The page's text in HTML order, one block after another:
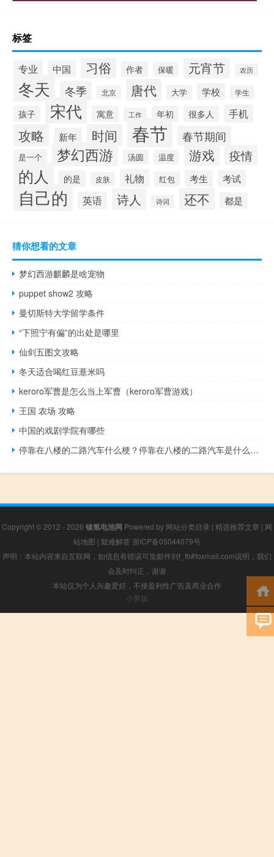
标签
专业 中国 习俗 作者 保暖 元宵节 农历
冬天 冬季 北京 唐代 大学 学校 学生
孩子 宋代 寓意 工作 年初 很多人 手机
攻略 新年 时间 春节 春节期间
是一个 梦幻西游 汤圆 温度 游戏 疫情
的人 的是 皮肤 礼物 红包 考生 考试
自己的 英语 诗人 诗词 还不 都是
猜你想看的文章
梦幻西游麒麟是啥宠物
puppet show2 攻略
曼切斯特大学留学条件
“下照宁有偏”的出处是哪里
仙剑五图文攻略
冬天适合喝红豆薏米吗
keroro军曹是怎么当上军曹（keroro军曹游戏）
王国 农场 攻略
中国的戏剧学院有哪些
停靠在八楼的二路汽车什么梗？停靠在八楼的二路汽车是什么意思什么梗
Copyright © 2012 - 2026 镍氢电池网 Powered by 网站分类目录 | 精选推荐文章 | 网
站地图 | 疑难解答 浙ICP备05044079号
声明：本站内容来自互联网，如信息有错误可发邮件到f_fb#foxmail.com说明，我们
会及时纠正，谢谢
本站仅为个人兴趣爱好，不接盈利性广告及商业合作
小男孩